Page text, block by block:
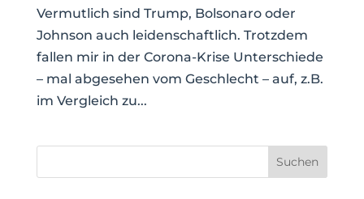
Vermutlich sind Trump, Bolsonaro oder
Johnson auch leidenschaftlich. Trotzdem
fallen mir in der Corona-Krise Unterschiede
– mal abgesehen vom Geschlecht – auf, z.B.
im Vergleich zu...